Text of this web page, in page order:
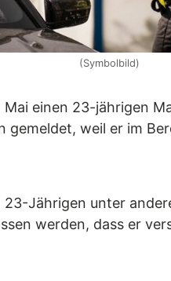
(Symbolbild)
Mai einen 23-jährigen
gemeldet, weil er im
Jährigen unter
werden, dass er